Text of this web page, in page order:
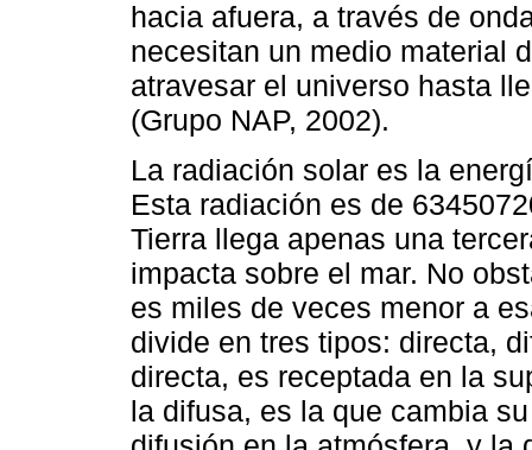
hacia afuera, a través de
necesitan un medio material
atravesar el universo hasta
(Grupo NAP, 2002).
La radiación solar es la
Esta radiación es de
Tierra llega apenas una
impacta sobre el mar. No
es miles de veces menor a
divide en tres tipos: directa,
directa, es receptada en la
la difusa, es la que cambia